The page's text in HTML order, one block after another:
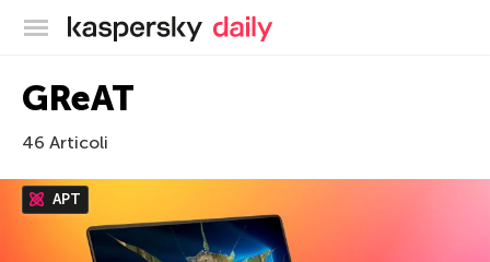
Blog ufficiale di Kaspersky
GReAT
46 Articoli
APT